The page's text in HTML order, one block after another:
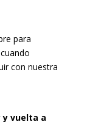
para
con nuestra
y vuelta a